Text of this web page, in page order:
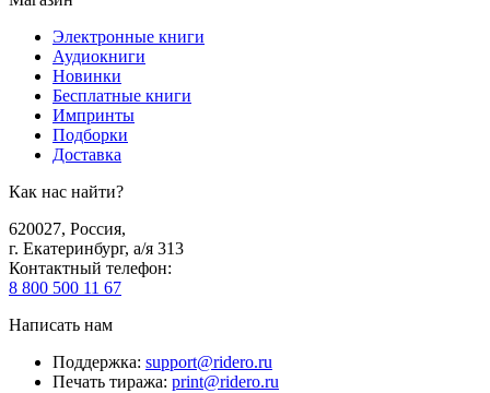
Электронные книги
Аудиокниги
Новинки
Бесплатные книги
Импринты
Подборки
Доставка
Как нас найти?
620027, Россия,
г. Екатеринбург, а/я 313
Контактный телефон:
8 800 500 11 67
Написать нам
Поддержка: support@ridero.ru
Печать тиража: print@ridero.ru